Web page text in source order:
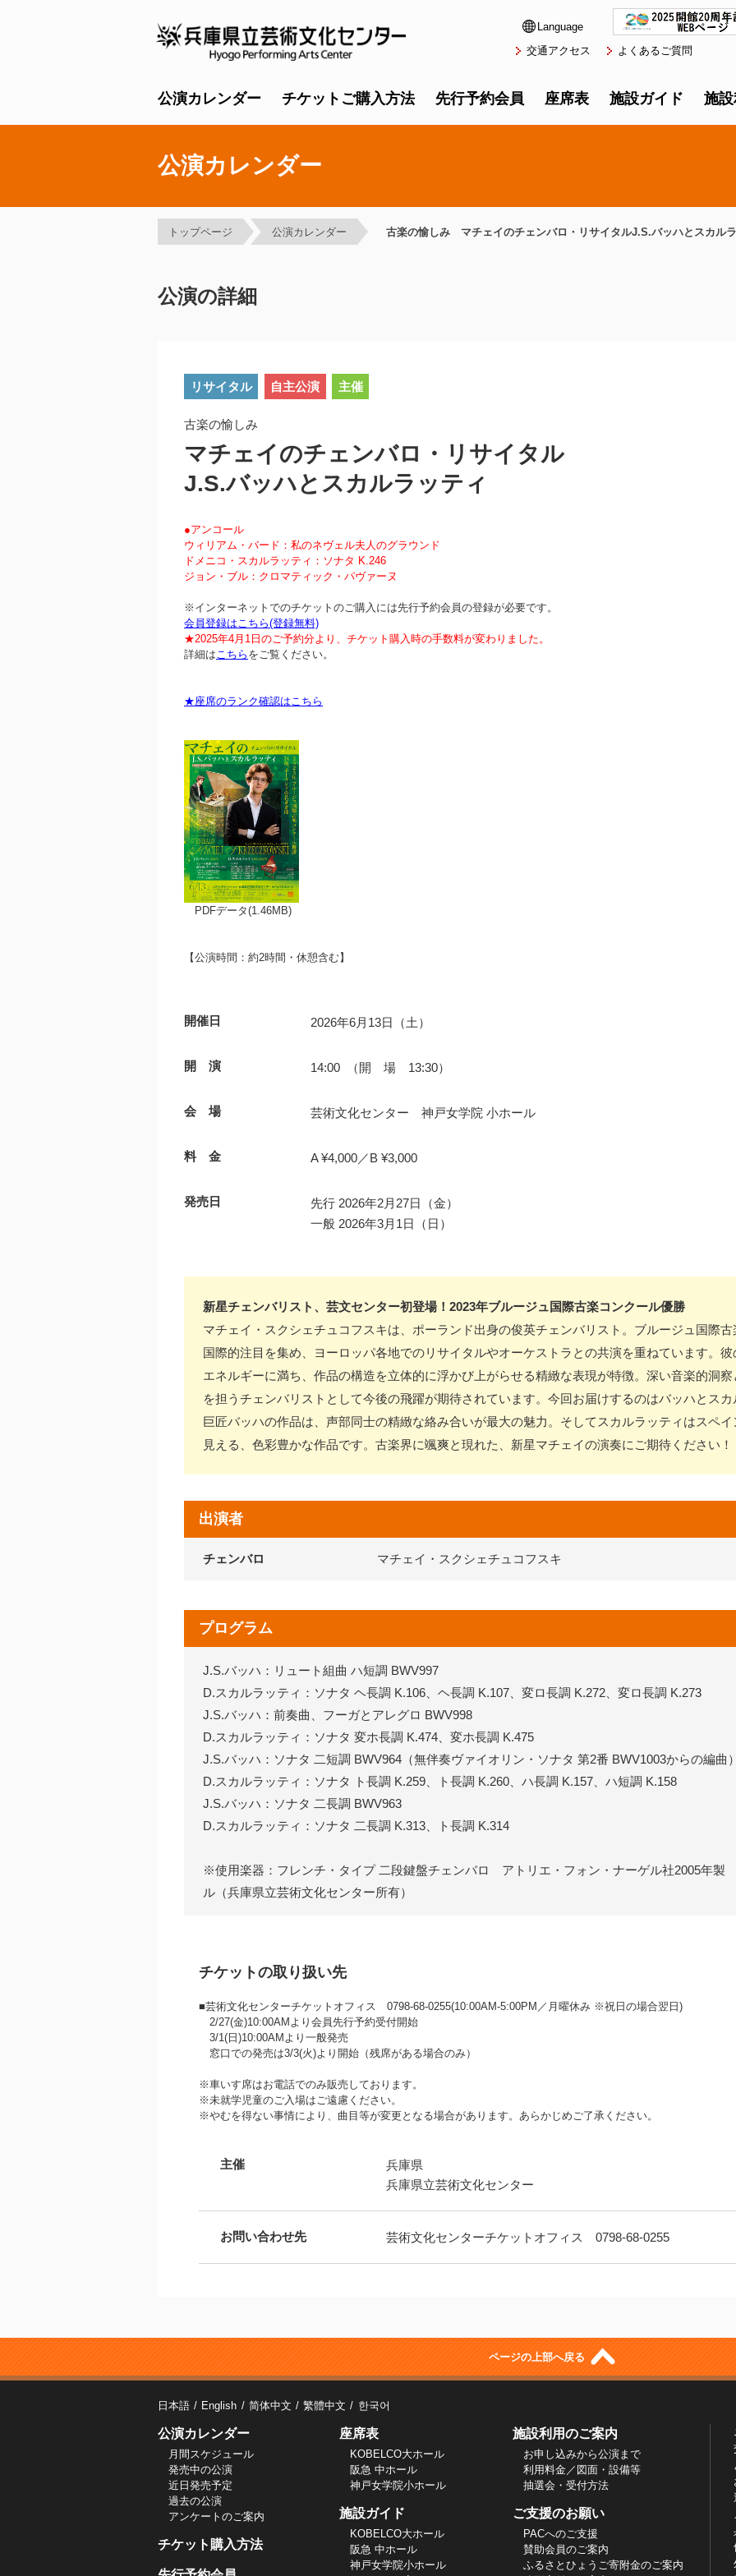
Language
交通アクセス
よくあるご質問
公演カレンダー チケットご購入方法 先行予約会員 座席表 施設ガイド 施
公演カレンダー
トップページ 公演カレンダー 古楽の愉しみ マチェイのチェンバロ・リサイタルJ.S.バッハとスカル
公演の詳細
リサイタル 自主公演 主催
古楽の愉しみ
マチェイのチェンバロ・リサイタル
J.S.バッハとスカルラッティ
●アンコール
ウィリアム・バード：私のネヴェル夫人のグラウンド
ドメニコ・スカルラッティ：ソナタ K.246
ジョン・ブル：クロマティック・パヴァーヌ
※インターネットでのチケットのご購入には先行予約会員の登録が必要です。
会員登録はこちら(登録無料)
★2025年4月1日のご予約分より、チケット購入時の手数料が変わりました。
詳細はこちら をご覧ください。
★座席のランク確認はこちら
PDFデータ(1.46MB)
【公演時間：約2時間・休憩含む】
開催日 2026年6月13日（土）
開 演 14:00 （開 場 13:30）
会 場 芸術文化センター 神戸女学院 小ホール
料 金 A ¥4,000／B ¥3,000
発売日
先行 2026年2月27日（金）
一般 2026年3月1日（日）
新星チェンバリスト、芸文センター初登場！2023年ブルージュ国際古楽コンクール優勝
マチェイ・スクシェチュコフスキは、ポーランド出身の俊英チェンバリスト。ブルージュ国際
国際的注目を集め、ヨーロッパ各地でのリサイタルやオーケストラとの共演を重ねています。
エネルギーに満ち、作品の構造を立体的に浮かび上がらせる精緻な表現が特徴。深い音楽的洞
を担うチェンバリストとして今後の飛躍が期待されています。今回お届けするのはバッハとス
巨匠バッハの作品は、声部同士の精緻な絡み合いが最大の魅力。そしてスカルラッティはスペ
見える、色彩豊かな作品です。古楽界に颯爽と現れた、新星マチェイの演奏にご期待ください！
出演者
チェンバロ マチェイ・スクシェチュコフスキ
プログラム
J.S.バッハ：リュート組曲 ハ短調 BWV997
D.スカルラッティ：ソナタ ヘ長調 K.106、ヘ長調 K.107、変ロ長調 K.272、変ロ長調 K.273
J.S.バッハ：前奏曲、フーガとアレグロ BWV998
D.スカルラッティ：ソナタ 変ホ長調 K.474、変ホ長調 K.475
J.S.バッハ：ソナタ 二短調 BWV964（無伴奏ヴァイオリン・ソナタ 第2番 BWV1003からの編曲
D.スカルラッティ：ソナタ ト長調 K.259、ト長調 K.260、ハ長調 K.157、ハ短調 K.158
J.S.バッハ：ソナタ 二長調 BWV963
D.スカルラッティ：ソナタ 二長調 K.313、ト長調 K.314
※使用楽器：フレンチ・タイプ 二段鍵盤チェンバロ アトリエ・フォン・ナーゲル社2005年
ル（兵庫県立芸術文化センター所有）
チケットの取り扱い先
■芸術文化センターチケットオフィス 0798-68-0255(10:00AM‐5:00PM／月曜休み ※祝日の場合翌日)
2/27(金)10:00AMより会員先行予約受付開始
3/1(日)10:00AMより一般発売
窓口での発売は3/3(火)より開始（残席がある場合のみ）
※車いす席はお電話でのみ販売しております。
※未就学児童のご入場はご遠慮ください。
※やむを得ない事情により、曲目等が変更となる場合があります。あらかじめご了承ください。
主催
兵庫県
兵庫県立芸術文化センター
お問い合わせ先 芸術文化センターチケットオフィス 0798-68-0255
ページの上部へ戻る
日本語 English 简体中文 繁體中文 한국어
公演カレンダー
月間スケジュール
発売中の公演
近日発売予定
過去の公演
アンケートのご案内
チケット購入方法
座席表
KOBELCO大ホール
阪急 中ホール
神戸女学院小ホール
施設ガイド
KOBELCO大ホール
阪急 中ホール
神戸女学院小ホール
施設利用のご案内
お申し込みから公演まで
利用料金／図面・設備等
抽選会・受付方法
ご支援のお願い
PACへのご支援
賛助会員のご案内
ふるさとひょうご寄附金のご案内